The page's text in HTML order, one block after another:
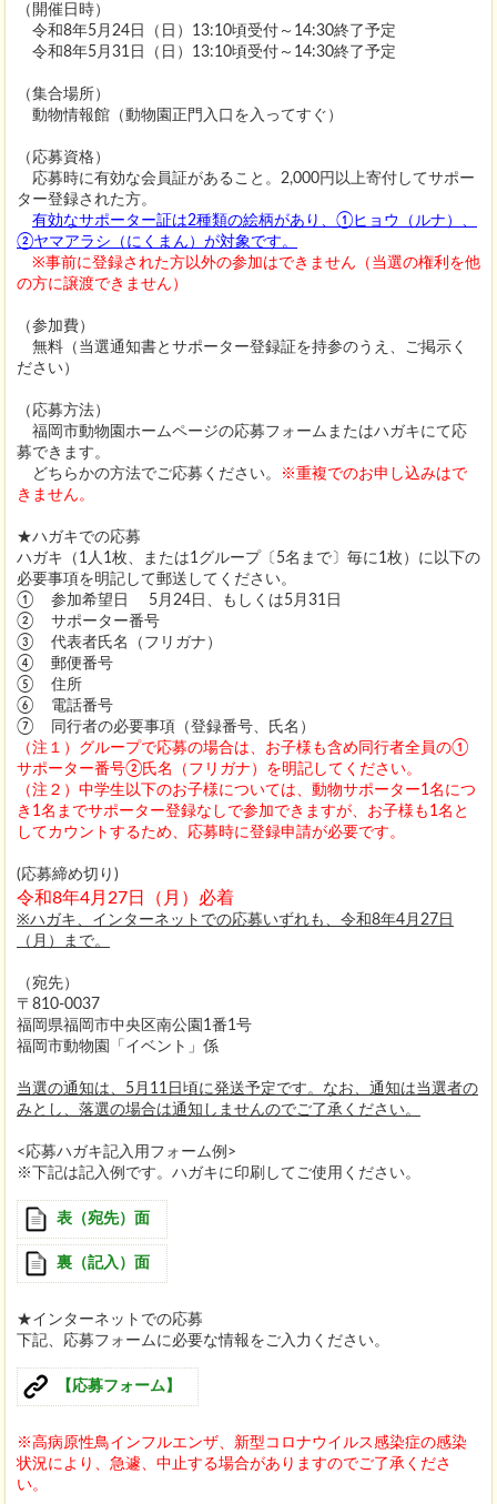
（開催日時）
令和8年5月24日（日）13:10頃受付～14:30終了予定
令和8年5月31日（日）13:10頃受付～14:30終了予定
（集合場所）
動物情報館（動物園正門入口を入ってすぐ）
（応募資格）
応募時に有効な会員証があること。2,000円以上寄付してサポー
ター登録された方。
有効なサポーター証は2種類の絵柄があり、①ヒョウ（ルナ）、
②ヤマアラシ（にくまん）が対象です。
※事前に登録された方以外の参加はできません（当選の権利を他
の方に譲渡できません）
（参加費）
無料（当選通知書とサポーター登録証を持参のうえ、ご掲示く
ださい）
（応募方法）
福岡市動物園ホームページの応募フォームまたはハガキにて応
募できます。
どちらかの方法でご応募ください。
※重複でのお申し込みはで
きません。
★ハガキでの応募
ハガキ（1人1枚、または1グループ〔5名まで〕毎に1枚）に以下の
必要事項を明記して郵送してください。
① 参加希望日 5月24日、もしくは5月31日
② サポーター番号
③ 代表者氏名（フリガナ）
④ 郵便番号
⑤ 住所
⑥ 電話番号
⑦ 同行者の必要事項（登録番号、氏名）
（注１）グループで応募の場合は、お子様も含め同行者全員の①
サポーター番号②氏名（フリガナ）を明記してください。
（注２）中学生以下のお子様については、動物サポーター1名につ
き1名までサポーター登録なしで参加できますが、お子様も1名と
してカウントするため、応募時に登録申請が必要です。
(応募締め切り)
令和8年4月27日（月）必着
※ハガキ、インターネットでの応募いずれも、令和8年4月27日
（月）まで。
（宛先）
〒810-0037
福岡県福岡市中央区南公園1番1号
福岡市動物園「イベント」係
当選の通知は、5月11日頃に発送予定です。なお、通知は当選者の
みとし、落選の場合は通知しませんのでご了承ください。
<応募ハガキ記入用フォーム例>
※下記は記入例です。ハガキに印刷してご使用ください。
表（宛先）面
裏（記入）面
★インターネットでの応募
下記、応募フォームに必要な情報をご入力ください。
【応募フォーム】
※高病原性鳥インフルエンザ、新型コロナウイルス感染症の感染
状況により、急遽、中止する場合がありますのでご了承くださ
い。